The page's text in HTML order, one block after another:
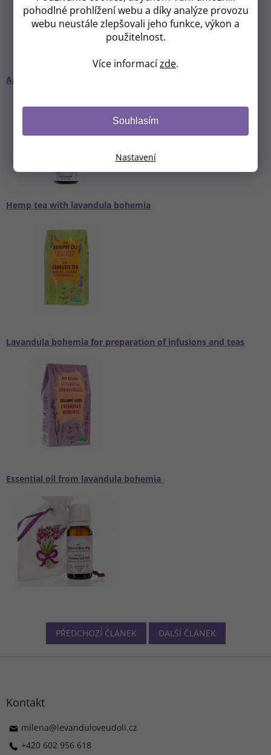
pohodlné prohlížení webu a díky analýze provozu
webu neustále zlepšovali jeho funkce, výkon a
použitelnost.
Více informacízde.
Nastavení
Souhlasím
Angel drops with BIO lavandula bohemia 10% CBD
Hemp tea with lavandula bohemia
Lavandula bohemia for preparation of infusions and teas
Essential oil from lavandula bohemia
PŘEDCHOZÍ ČLÁNEK DALŠÍ ČLÁNEK
Kontakt
milena@levanduloveudoli.cz
+420 602 956 618